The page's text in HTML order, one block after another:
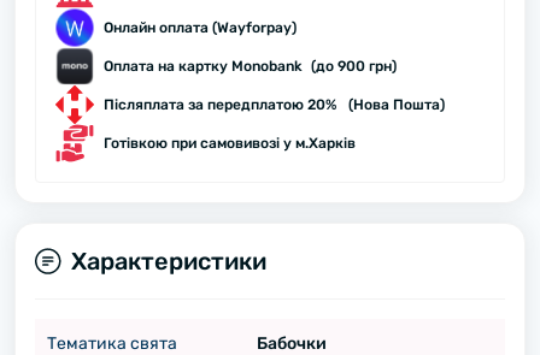
Онлайн оплата (Wayforpay)
Оплата на картку Monobank (до 900 грн)
Післяплата за передплатою 20% (Нова Пошта)
Готівкою при самовивозі у м.Харків
Характеристики
Тематика свята Бабочки